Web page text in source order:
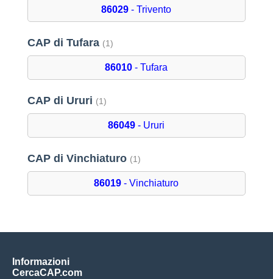
86029 - Trivento
CAP di Tufara (1)
86010 - Tufara
CAP di Ururi (1)
86049 - Ururi
CAP di Vinchiaturo (1)
86019 - Vinchiaturo
Informazioni
CercaCAP.com